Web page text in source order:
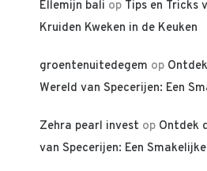
Ellemijn bali op Tips en Tricks
Kruiden Kweken in de Keuken
groentenuitedegem op
Wereld van Specerijen: Een
Zehra pearl invest op Ontdek
van Specerijen: Een